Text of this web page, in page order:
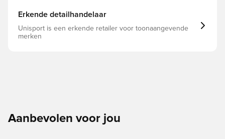
Erkende detailhandelaar
Unisport is een erkende retailer voor toonaangevende
merken
Aanbevolen voor jou